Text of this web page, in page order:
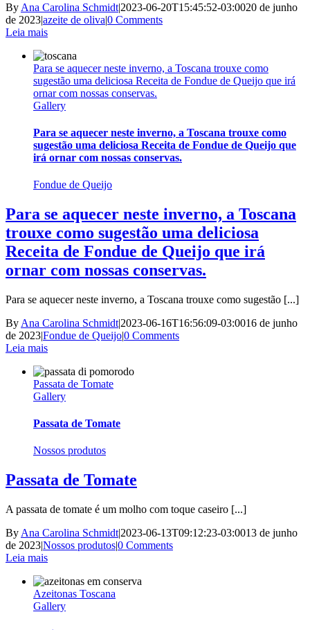
By Ana Carolina Schmidt|2023-06-20T15:45:52-03:0020 de junho
de 2023|azeite de oliva|0 Comments
Leia mais
Para se aquecer neste inverno, a Toscana trouxe como
sugestão uma deliciosa Receita de Fondue de Queijo que irá
ornar com nossas conservas.
Gallery
Para se aquecer neste inverno, a Toscana trouxe como
sugestão uma deliciosa Receita de Fondue de Queijo que
irá ornar com nossas conservas.
Fondue de Queijo
Para se aquecer neste inverno, a Toscana
trouxe como sugestão uma deliciosa
Receita de Fondue de Queijo que irá
ornar com nossas conservas.
Para se aquecer neste inverno, a Toscana trouxe como sugestão [...]
By Ana Carolina Schmidt|2023-06-16T16:56:09-03:0016 de junho
de 2023|Fondue de Queijo|0 Comments
Leia mais
Passata de Tomate
Gallery
Passata de Tomate
Nossos produtos
Passata de Tomate
A passata de tomate é um molho com toque caseiro [...]
By Ana Carolina Schmidt|2023-06-13T09:12:23-03:0013 de junho
de 2023|Nossos produtos|0 Comments
Leia mais
Azeitonas Toscana
Gallery